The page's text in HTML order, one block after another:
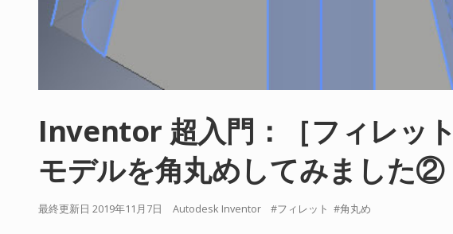
Inventor 超入門：［フィレッ
モデルを角丸めしてみました②
最終更新日 2019年11月7日 Autodesk Inventor フィレット 角丸め